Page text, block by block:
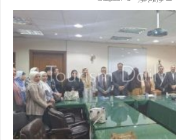
دمج
التنوع
البيولوجي
بالمحميات
الطبيعية
لتطوير
السياحة
والحفاظ
على
التراث
مغلقة